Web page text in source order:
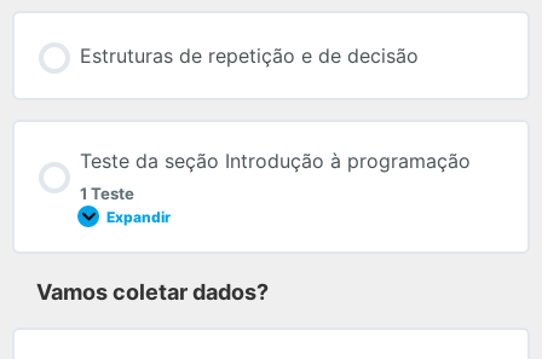
Estruturas de repetição e de decisão
Teste da seção Introdução à programação
1 Teste
Expandir
Vamos coletar dados?